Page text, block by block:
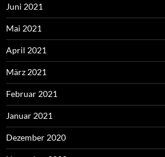
Juni 2021
Mai 2021
April 2021
März 2021
Februar 2021
Januar 2021
Dezember 2020